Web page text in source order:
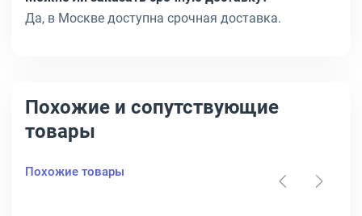
Да, в Москве доступна срочная доставка.
Похожие и сопутствующие
товары
Похожие товары